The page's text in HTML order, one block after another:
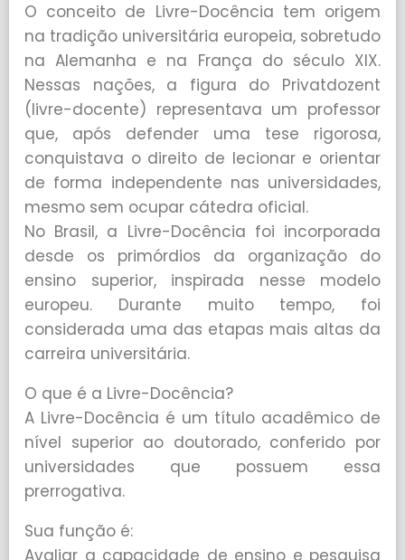
O conceito de Livre-Docência tem origem
na tradição universitária europeia, sobretudo
na Alemanha e na França do século XIX.
Nessas nações, a figura do Privatdozent
(livre-docente) representava um professor
que, após defender uma tese rigorosa,
conquistava o direito de lecionar e orientar
de forma independente nas universidades,
mesmo sem ocupar cátedra oficial.
No Brasil, a Livre-Docência foi incorporada
desde os primórdios da organização do
ensino superior, inspirada nesse modelo
europeu. Durante muito tempo, foi
considerada uma das etapas mais altas da
carreira universitária.
O que é a Livre-Docência?
A Livre-Docência é um título acadêmico de
nível superior ao doutorado, conferido por
universidades que possuem essa
prerrogativa.
Sua função é:
Avaliar a capacidade de ensino e pesquisa